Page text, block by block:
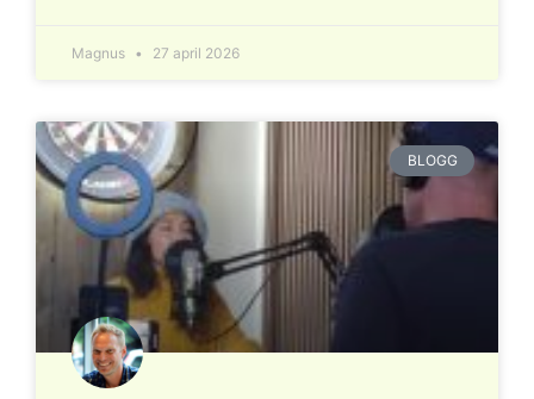
Magnus 27 april 2026
BLOGG